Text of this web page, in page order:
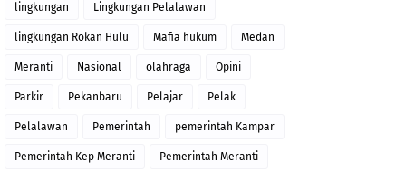
lingkungan Lingkungan Pelalawan
lingkungan Rokan Hulu Mafia hukum Medan
Meranti Nasional olahraga Opini
Parkir Pekanbaru Pelajar Pelak
Pelalawan Pemerintah pemerintah Kampar
Pemerintah Kep Meranti Pemerintah Meranti